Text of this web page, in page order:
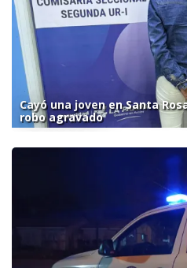
Cayó una joven en Santa
robo agravado